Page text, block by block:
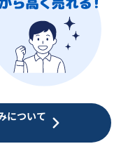
について